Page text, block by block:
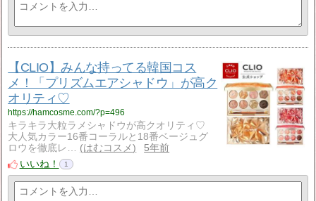
【CLIO】みんな持ってる韓国コス
メ！「プリズムエアシャドウ」が高ク
オリティ♡
https://hamcosme.com/?p=496
キラキラ大粒ラメシャドウが高クオリティ♡
大人気カラー16番コーラルと18番ベージュグ
ロウを徹底レ…
はむコスメ
5年前
いいね！
1